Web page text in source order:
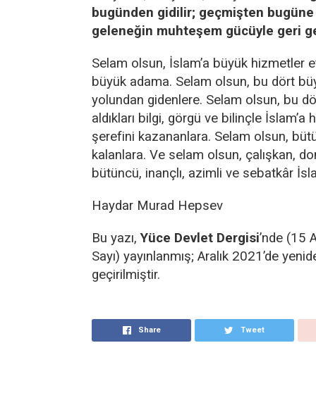
bugünden gidilir; geçmişten
geleneğin muhteşem gücüyle geri
Selam olsun, İslam’a büyük hizmetler
büyük adama. Selam olsun, bu dört
yolundan gidenlere. Selam olsun, bu
aldıkları bilgi, görgü ve bilinçle İslam’a
şerefini kazananlara. Selam olsun,
kalanlara. Ve selam olsun, çalışkan,
bütüncü, inançlı, azimli ve sebatkâr
Haydar Murad Hepsev
Bu yazı,Yüce Devlet Dergisi’nde (15
Sayı) yayınlanmış; Aralık 2021’de
geçirilmiştir.
Share Tweet